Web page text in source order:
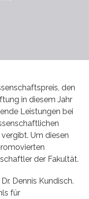
den
in diesem Jahr
Leistungen bei
Um diesen
der Fakultät.
Dennis Kundisch.
für